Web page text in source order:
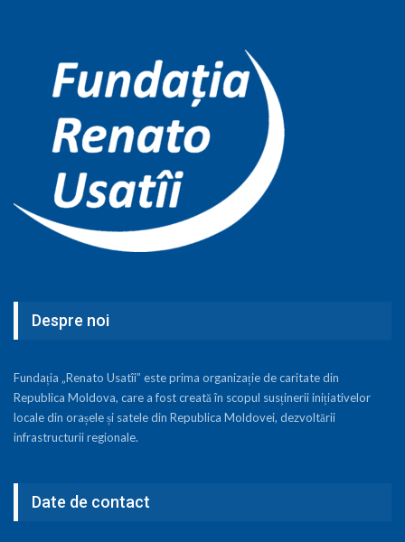
Despre noi
Fundația „Renato Usatîi” este prima organizație de caritate din
Republica Moldova, care a fost creată în scopul susținerii inițiativelor
locale din orașele și satele din Republica Moldovei, dezvoltării
infrastructurii regionale.
Date de contact